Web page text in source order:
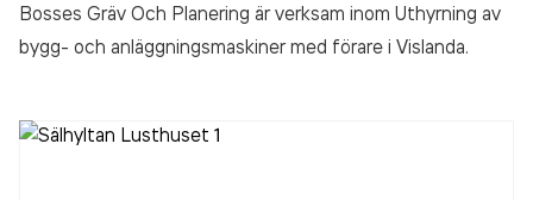
Bosses Gräv Och Planering är verksam inom Uthyrning av
bygg- och anläggningsmaskiner med förare i Vislanda.